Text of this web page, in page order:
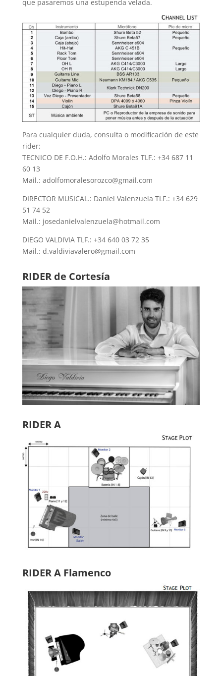
que pasaremos una estupenda velada.
Para cualquier duda, consulta o modificación de este
rider:
TECNICO DE F.O.H.: Adolfo Morales TLF.: +34 687 11
60 13
Mail.: adolfomoralesorozco@gmail.com
DIRECTOR MUSICAL.: Daniel Valenzuela TLF.: +34 629
51 74 52
Mail.: josedanielvalenzuela@hotmail.com
DIEGO VALDIVIA TLF.: +34 640 03 72 35
Mail.: d.valdiviavalero@gmail.com
RIDER de Cortesía
RIDER A
RIDER A Flamenco